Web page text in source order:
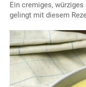
Ein cremiges,
gelingt mit diesem